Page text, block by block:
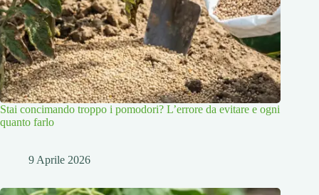
Stai concimando troppo i pomodori? L’errore da evitare e ogni
quanto farlo
9 Aprile 2026